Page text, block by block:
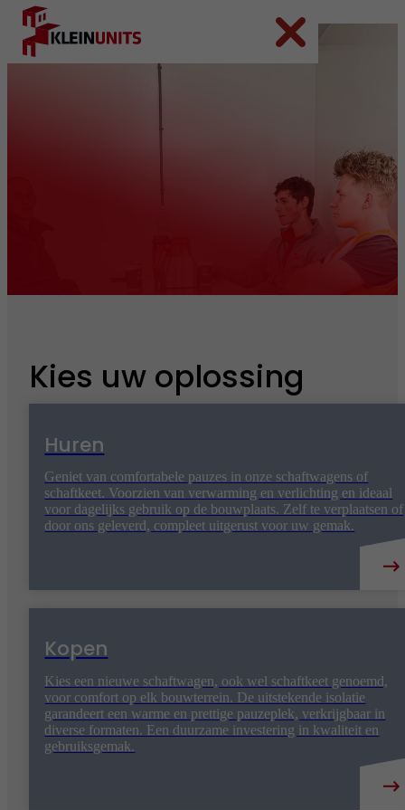
Ga naar hoofdinhoud
Kies uw oplossing
Huren
Geniet van comfortabele pauzes in onze schaftwagens of
schaftkeet. Voorzien van verwarming en verlichting en ideaal
voor dagelijks gebruik op de bouwplaats. Zelf te verplaatsen of
door ons geleverd, compleet uitgerust voor uw gemak.
Kopen
Kies een nieuwe schaftwagen, ook wel schaftkeet genoemd,
voor comfort op elk bouwterrein. De uitstekende isolatie
garandeert een warme en prettige pauzeplek, verkrijgbaar in
diverse formaten. Een duurzame investering in kwaliteit en
gebruiksgemak.